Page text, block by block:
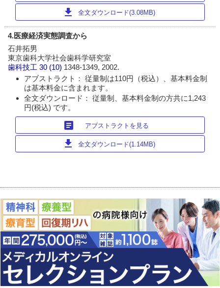
download 全文ダウンロード(3.08MB)
4.医療経済実態調査から
石井拓男
東京歯科大学社会歯科学研究室
歯科技工 30 (10) 1348-1349, 2002.
アブストラクト： 従量制は110円（税込）、基本料金制
は基本料金に含まれます。
全文ダウンロード： 従量制、基本料金制の方共に1,243
円(税込) です。
article アブストラクトを見る
download 全文ダウンロード(1.14MB)